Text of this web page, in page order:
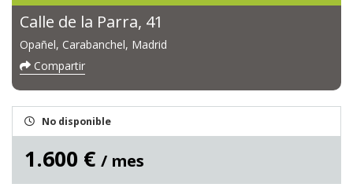
Calle de la Parra, 41
Opañel, Carabanchel, Madrid
Compartir
No disponible
1.600 € / mes